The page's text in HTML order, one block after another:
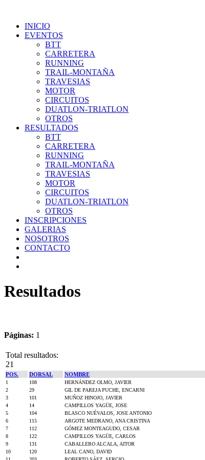
INICIO
EVENTOS
BTT
CARRETERA
RUNNING
TRAIL-MONTAÑA
TRAVESIAS
MOTOR
CIRCUITOS
DUATLON-TRIATLON
OTROS
RESULTADOS
BTT
CARRETERA
RUNNING
TRAIL-MONTAÑA
TRAVESIAS
MOTOR
CIRCUITOS
DUATLON-TRIATLON
OTROS
INSCRIPCIONES
GALERIAS
NOSOTROS
CONTACTO
Resultados
Páginas: 1
Total resultados:
21
POS. DORSAL NOMBRE
1 108 HERNÁNDEZ OLMO, JAVIER
2
29 GIL DE PAREJA PUCHE, ENCARNI
3
101 MUÑOZ HINOJO, JAVIER
4
14 CAMPILLOS YAGÜE, JOSE
5
104 BLASCO NUÉVALOS, JOSE ANTONIO
6
115 ARGOTE MEDRANO, ANA CRISTINA
7
112 GÓMEZ MONTEAGUDO, CESAR
8
122 CAMPILLOS YAGÜE, CARLOS
9
131 CABALLERO ALCALA, AITOR
10
120 LEAL CANO, DAVID